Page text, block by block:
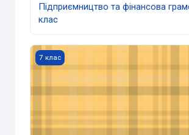
Підприємництво та фінансова
клас
Трудове навчання (технології) 7 кл.
7 клас